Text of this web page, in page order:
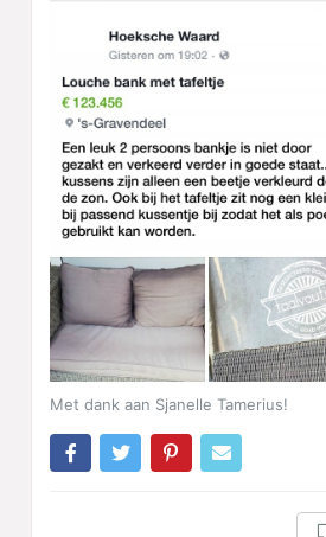
Met dank aan Sjanelle Tamerius!